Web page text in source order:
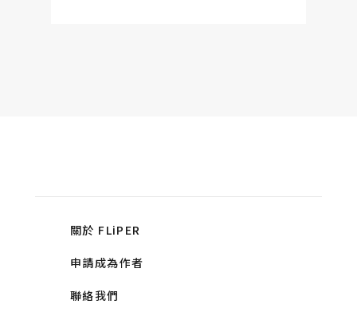
關於 FLiPER
申請成為作者
聯絡我們